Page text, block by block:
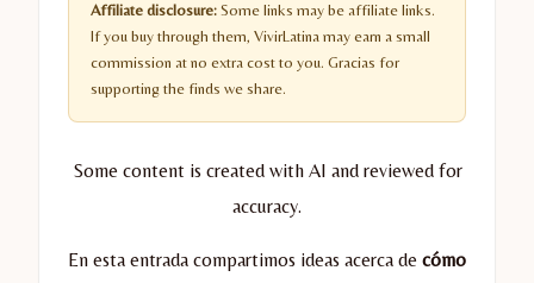
Affiliate disclosure: Some links may be affiliate links.
If you buy through them, VivirLatina may earn a small
commission at no extra cost to you. Gracias for
supporting the finds we share.
Some content is created with AI and reviewed for
accuracy.
En esta entrada compartimos ideas acerca de cómo